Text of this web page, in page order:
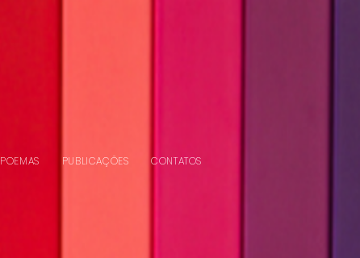
POEMAS PUBLICAÇÕES CONTATOS